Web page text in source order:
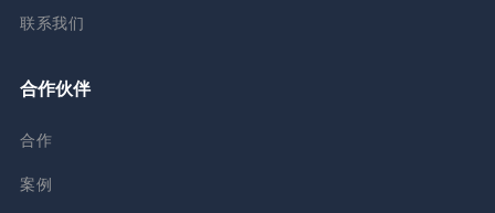
联系我们
合作伙伴
合作
案例